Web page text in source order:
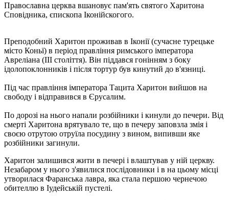
Православна церква вшановує пам'ять святого Харитона
Сповідника, єпископа Іконійскогого.
Преподобний Харитон проживав в Іконії (сучасне турецьке
місто Коньї) в період правління римського імператора
Авреліана (III століття). Він піддався гонінням з боку
ідолопоклонників і після тортур був кинутий до в'язниці.
Під час правління імператора Тацита Харитон вийшов на
свободу і відправився в Єрусалим.
По дорозі на нього напали розбійники і кинули до печери. Від
смерті Харитона врятувало те, що в печеру заповзла змія і
своєю отрутою отруїла посудину з вином, випивши яке
розбійники загинули.
Харитон залишився жити в печері і влаштував у ній церкву.
Незабаром у нього з'явилися послідовники і в на цьому місці
утворилася Фаранська лавра, яка стала першою чернечою
обителлю в Іудейській пустелі.